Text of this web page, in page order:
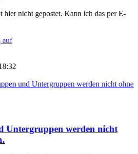
hier nicht gepostet. Kann ich das per E-
auf
und Untergruppen werden nicht ohne
Untergruppen werden nicht